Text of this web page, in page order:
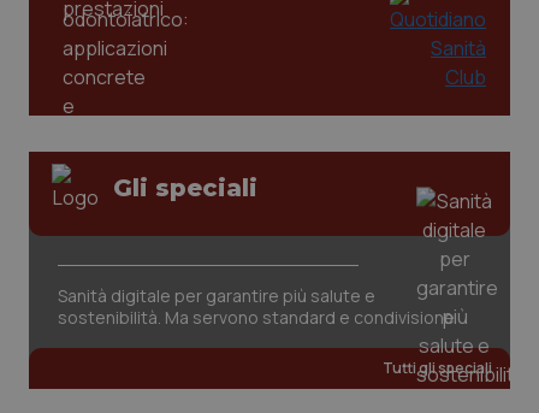
Gli speciali
Sanità digitale per garantire più salute e
sostenibilità. Ma servono standard e condivisione
Tutti gli speciali
tracking-sites-ironfish-
tracking-enable
www.quotidianosanita.it
.quotidianosanita.it
1